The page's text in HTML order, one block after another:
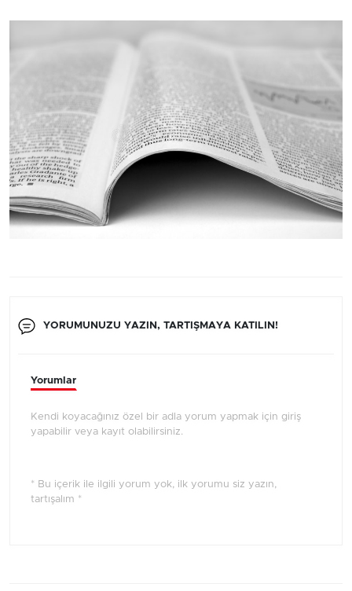
YORUMUNUZU YAZIN, TARTIŞMAYA KATILIN!
Yorumlar
Kendi koyacağınız özel bir adla yorum yapmak için giriş
yapabilir veya kayıt olabilirsiniz.
* Bu içerik ile ilgili yorum yok, ilk yorumu siz yazın,
tartışalım *